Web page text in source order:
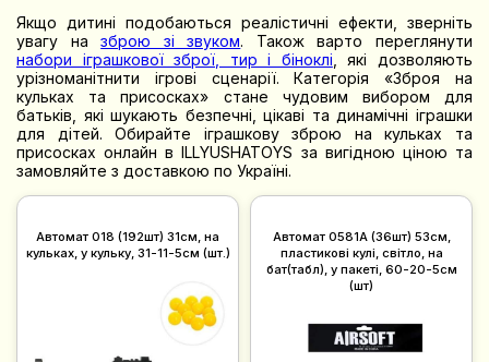
Якщо дитині подобаються реалістичні ефекти, зверніть
увагу назброю зі звуком. Також варто переглянути
набори іграшкової зброї, тир і біноклі , які дозволяють
урізноманітнити ігрові сценарії. Категорія «Зброя на
кульках та присосках» стане чудовим вибором для
батьків, які шукають безпечні, цікаві та динамічні іграшки
для дітей. Обирайте іграшкову зброю на кульках та
присосках онлайн в ILLYUSHATOYS за вигідною ціною та
замовляйте з доставкою по Україні.
Автомат 018 (192шт) 31см, на
кульках, у кульку, 31-11-5см (шт.)
Автомат 0581A (36шт) 53см,
пластикові кулі, світло, на
бат(табл), у пакеті, 60-20-5см
(шт)